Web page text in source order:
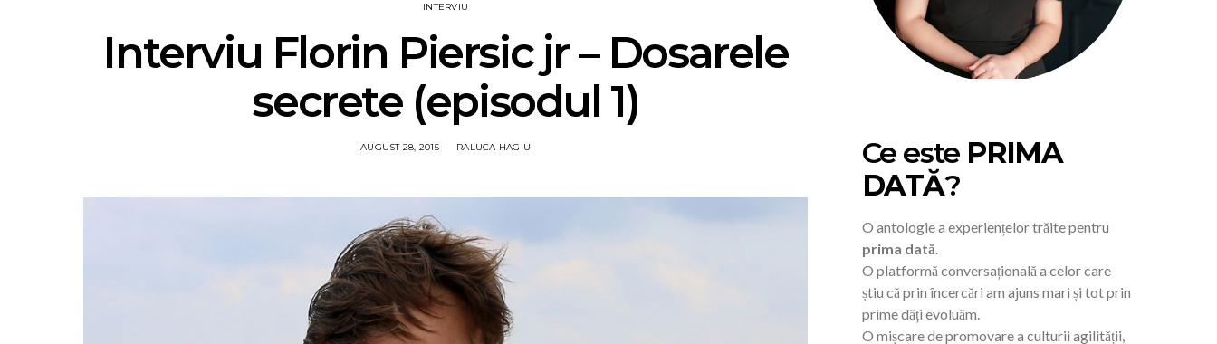
INTERVIU
Interviu Florin Piersic jr – Dosarele
secrete (episodul 1)
AUGUST 28, 2015 RALUCA HAGIU Ce este PRIMA
DATĂ?
O antologie a experiențelor trăite pentru
prima dată.
O platformă conversațională a celor care
știu că prin încercări am ajuns mari și tot prin
prime dăți evoluăm.
O mișcare de promovare a culturii agilității,